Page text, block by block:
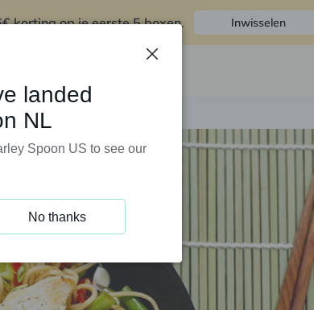
korting op je eerste 5 boxen. Inwisselen
landed
NL
Spoon US to see our
No thanks